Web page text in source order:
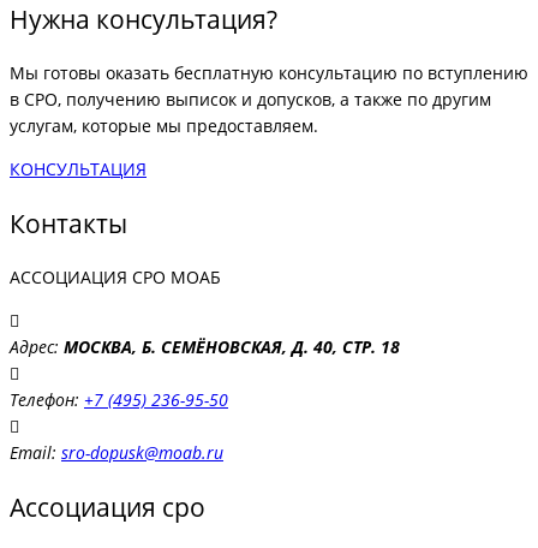
Нужна консультация?
Мы готовы оказать бесплатную консультацию по вступлению
в СРО, получению выписок и допусков, а также по другим
услугам, которые мы предоставляем.
КОНСУЛЬТАЦИЯ
Контакты
АССОЦИАЦИЯ СРО МОАБ
Адрес: МОСКВА, Б. СЕМЁНОВСКАЯ, Д. 40, СТР. 18
Телефон: +7 (495) 236-95-50
Email: sro-dopusk@moab.ru
Ассоциация сро